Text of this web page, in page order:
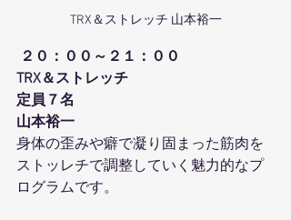
TRX＆ストレッチ 山本裕一
２０：００～２１：００
TRX＆ストレッチ
定員７名
山本裕一
身体の歪みや癖で凝り固まった筋肉を
ストッレチで調整していく魅力的なプ
ログラムです。